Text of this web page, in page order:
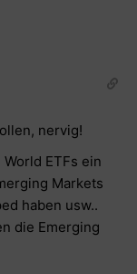
nervig!
ETFs ein
Markets
haben usw..
die Emerging